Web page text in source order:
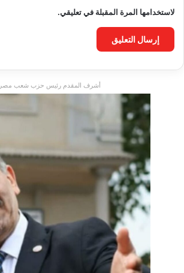
لاستخدامها المرة المقبلة في تعليقي.
أشرف المقدم رئيس حزب شعب مصر